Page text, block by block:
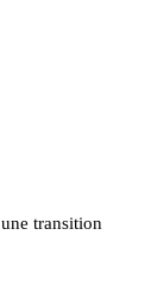
transition